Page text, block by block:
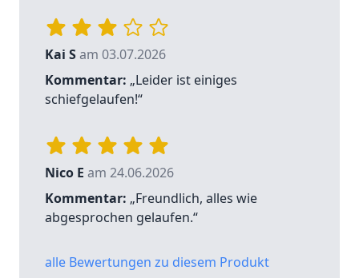
Kai Sam 03.07.2026
Kommentar: „Leider ist einiges
schiefgelaufen!“
Nico E am 24.06.2026
Kommentar: „Freundlich, alles wie
abgesprochen gelaufen.“
alle Bewertungen zu diesem Produkt